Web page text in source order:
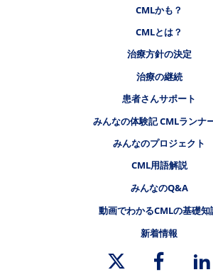
CMLかも？
CMLとは？
治療方針の決定
治療の継続
患者さんサポート
みんなの体験記 CMLランナ
みんなのプロジェクト
CML用語解説
みんなのQ&A
動画でわかるCMLの基礎知
新着情報